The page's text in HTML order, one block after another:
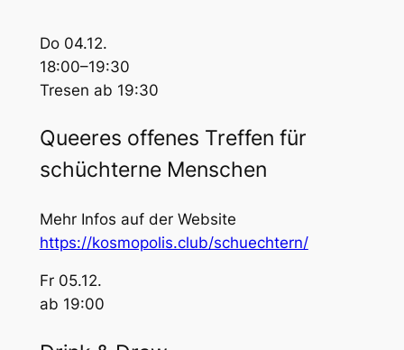
Do 04.12.
18:00–19:30
Tresen ab 19:30
Queeres offenes Treffen für
schüchterne Menschen
Mehr Infos auf der Website
https://kosmopolis.club/schuechtern/
Fr 05.12.
ab 19:00